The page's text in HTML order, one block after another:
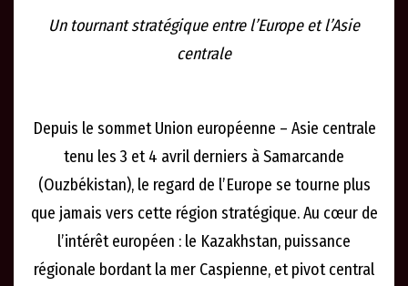
Un tournant stratégique entre l’Europe et l’Asie
centrale
Depuis le sommet Union européenne – Asie centrale
tenu les 3 et 4 avril derniers à Samarcande
(Ouzbékistan), le regard de l’Europe se tourne plus
que jamais vers cette région stratégique. Au cœur de
l’intérêt européen : le Kazakhstan, puissance
régionale bordant la mer Caspienne, et pivot central